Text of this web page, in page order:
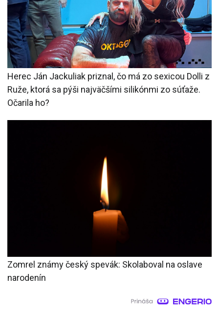
Herec Ján Jackuliak priznal, čo má zo sexicou Dolli z
Ruže, ktorá sa pýši najväčšími silikónmi zo súťaže.
Očarila ho?
Zomrel známy český spevák: Skolaboval na oslave
narodenín